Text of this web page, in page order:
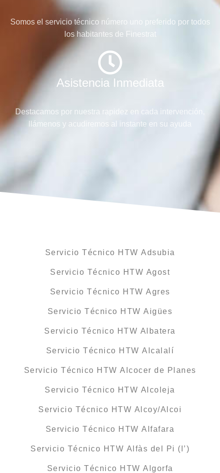
Somos el servicio técnico número uno preferido por todos
los habitantes de Finestrat
Asistencia Inmediata
Destacamos por nuestra rapidez en cada intervención,
llámenos y acudiremos al instante en su ayuda
Servicio Técnico HTW Adsubia
Servicio Técnico HTW Agost
Servicio Técnico HTW Agres
Servicio Técnico HTW Aigües
Servicio Técnico HTW Albatera
Servicio Técnico HTW Alcalalí
Servicio Técnico HTW Alcocer de Planes
Servicio Técnico HTW Alcoleja
Servicio Técnico HTW Alcoy/Alcoi
Servicio Técnico HTW Alfafara
Servicio Técnico HTW Alfàs del Pi (l’)
Servicio Técnico HTW Algorfa